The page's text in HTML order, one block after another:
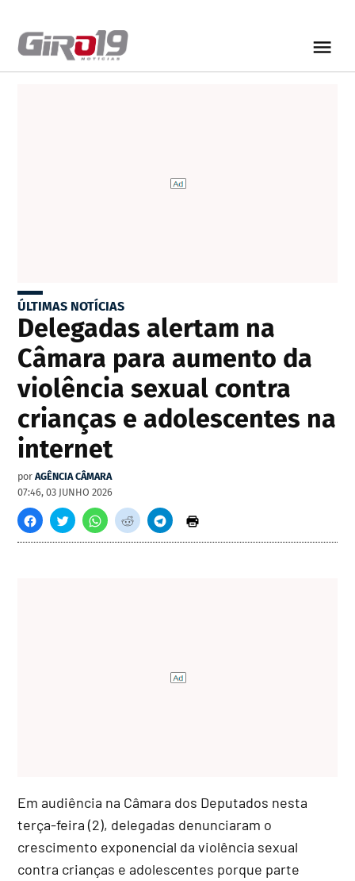
ÚLTIMAS NOTÍCIAS
Delegadas alertam na
Câmara para aumento da
violência sexual contra
crianças e adolescentes na
internet
por AGÊNCIA CÂMARA
07:46, 03 JUNHO 2026
Em audiência na Câmara dos Deputados nesta
terça-feira (2), delegadas denunciaram o
crescimento exponencial da violência sexual
contra crianças e adolescentes porque parte